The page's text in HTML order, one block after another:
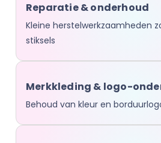
Reparatie & onderhoud
Kleine herstelwerkzaamheden
stiksels
Merkkleding & logo-
Behoud van kleur en